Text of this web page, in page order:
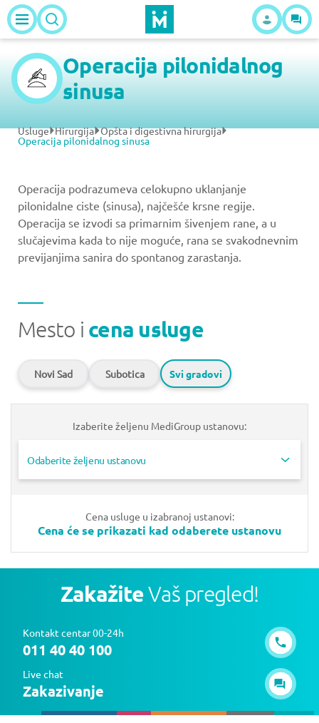
Operacija pilonidalnog
sinusa
Usluge Hirurgija Opšta i digestivna hirurgija
Operacija pilonidalnog sinusa
Operacija podrazumeva celokupno uklanjanje
pilonidalne ciste (sinusa), najčešće krsne regije.
Operacija se izvodi sa primarnim šivenjem rane, a u
slučajevima kada to nije moguće, rana se svakodnevnim
previjanjima sanira do spontanog zarastanja.
Mesto i cena usluge
Novi Sad Subotica Svi gradovi
Izaberite željenu MediGroup ustanovu:
Odaberite željenu ustanovu
Cena usluge u izabranoj ustanovi:
Cena će se prikazati kad odaberete ustanovu
ZakažiteVaš pregled!
Kontakt centar 00-24h
011 40 40 100
Live chat
Zakazivanje